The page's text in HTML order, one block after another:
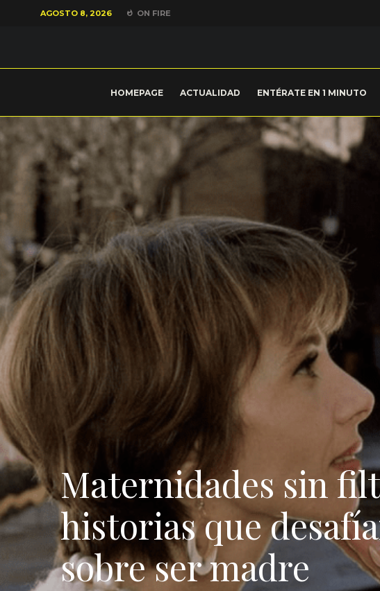
AGOSTO 8, 2026 ON FIRE
HOMEPAGE ACTUALIDAD ENTÉRATE EN 1 MINUTO
Maternidades sin
historias que
sobre ser madre